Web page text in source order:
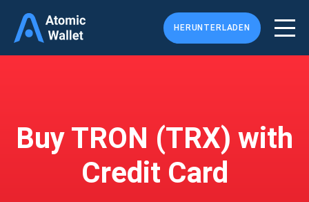
HERUNTERLADEN
Buy TRON (TRX) with
Credit Card